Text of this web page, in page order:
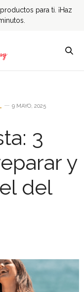
para ti. ¡Haz
9 MAYO, 2025
3
y
del